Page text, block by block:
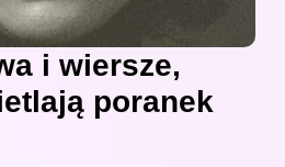
i wiersze,
poranek